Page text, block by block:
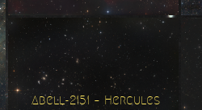
Abell-2151 – Hercules
Abell-2151 – Hercules